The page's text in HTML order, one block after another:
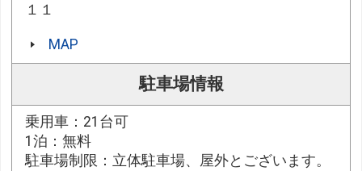
１１
MAP
駐車場情報
乗用車：21台可
1泊：無料
駐車場制限：立体駐車場、屋外とございます。